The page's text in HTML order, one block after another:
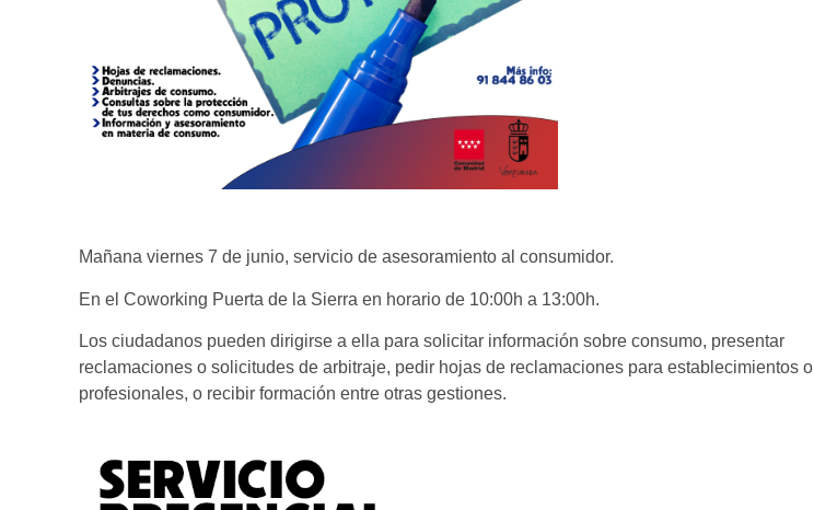
Mañana viernes 7 de junio, servicio de asesoramiento al consumidor.
En el Coworking Puerta de la Sierra en horario de 10:00h a 13:00h.
Los ciudadanos pueden dirigirse a ella para solicitar información sobre consumo, presentar
reclamaciones o solicitudes de arbitraje, pedir hojas de reclamaciones para establecimientos o
profesionales, o recibir formación entre otras gestiones.